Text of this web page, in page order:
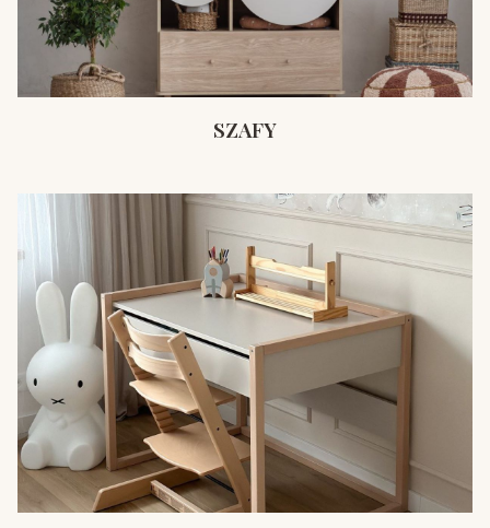
SZAFY